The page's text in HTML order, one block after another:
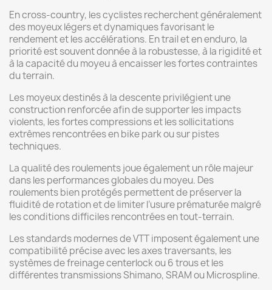
En cross-country, les cyclistes recherchent généralement
des moyeux légers et dynamiques favorisant le
rendement et les accélérations. En trail et en enduro, la
priorité est souvent donnée à la robustesse, à la rigidité et
à la capacité du moyeu à encaisser les fortes contraintes
du terrain.
Les moyeux destinés à la descente privilégient une
construction renforcée afin de supporter les impacts
violents, les fortes compressions et les sollicitations
extrêmes rencontrées en bike park ou sur pistes
techniques.
La qualité des roulements joue également un rôle majeur
dans les performances globales du moyeu. Des
roulements bien protégés permettent de préserver la
fluidité de rotation et de limiter l’usure prématurée malgré
les conditions difficiles rencontrées en tout-terrain.
Les standards modernes de VTT imposent également une
compatibilité précise avec les axes traversants, les
systèmes de freinage centerlock ou 6 trous et les
différentes transmissions Shimano, SRAM ou Microspline.